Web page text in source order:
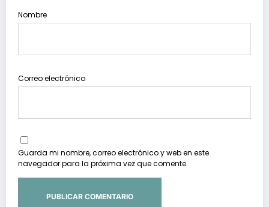
Nombre
Correo electrónico
Guarda mi nombre, correo electrónico y web en este
navegador para la próxima vez que comente.